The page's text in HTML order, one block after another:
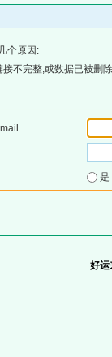
个原因:
不完整,或数据已被删
好